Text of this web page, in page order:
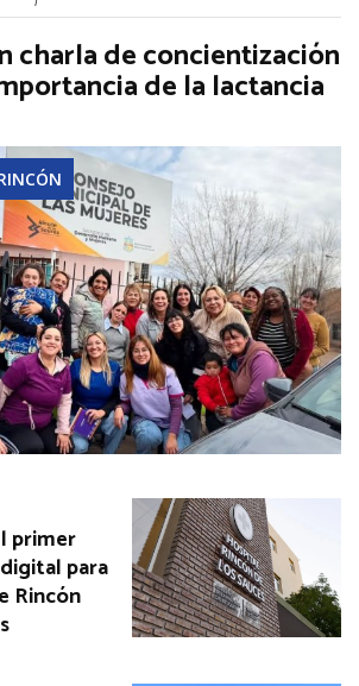
charla de concientización
de la lactancia
primer
para
Rincón